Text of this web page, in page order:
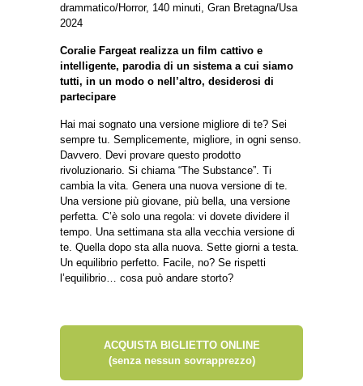
drammatico/Horror, 140 minuti, Gran Bretagna/Usa
2024
Coralie Fargeat realizza un film cattivo e
intelligente, parodia di un sistema a cui siamo
tutti, in un modo o nell’altro, desiderosi di
partecipare
Hai mai sognato una versione migliore di te? Sei
sempre tu. Semplicemente, migliore, in ogni senso.
Davvero. Devi provare questo prodotto
rivoluzionario. Si chiama “The Substance”. Ti
cambia la vita. Genera una nuova versione di te.
Una versione più giovane, più bella, una versione
perfetta. C’è solo una regola: vi dovete dividere il
tempo. Una settimana sta alla vecchia versione di
te. Quella dopo sta alla nuova. Sette giorni a testa.
Un equilibrio perfetto. Facile, no? Se rispetti
l’equilibrio… cosa può andare storto?
ACQUISTA BIGLIETTO ONLINE
(senza nessun sovrapprezzo)